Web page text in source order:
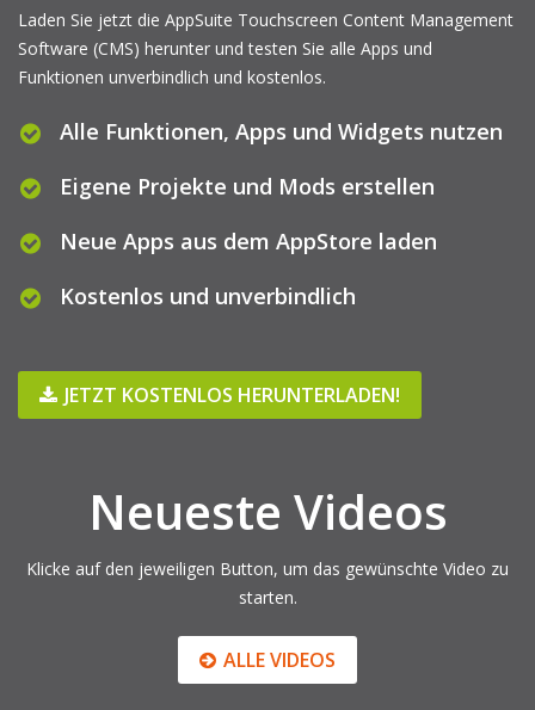
Laden Sie jetzt die AppSuite Touchscreen Content Management
Software (CMS) herunter und testen Sie alle Apps und
Funktionen unverbindlich und kostenlos.
Alle Funktionen, Apps und Widgets nutzen
Eigene Projekte und Mods erstellen
Neue Apps aus dem AppStore laden
Kostenlos und unverbindlich
JETZT KOSTENLOS HERUNTERLADEN!
Neueste Videos
Klicke auf den jeweiligen Button, um das gewünschte Video zu
starten.
ALLE VIDEOS